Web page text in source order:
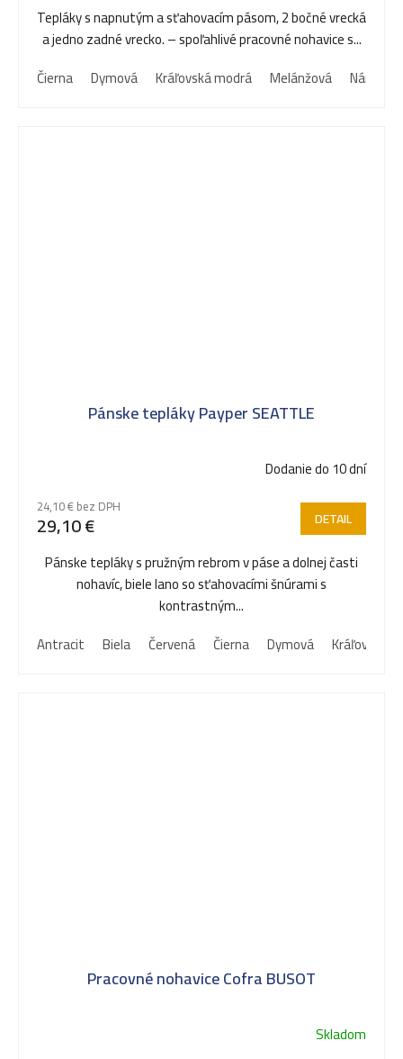
Tepláky s napnutým a sťahovacím pásom, 2 bočné vrecká
a jedno zadné vrecko. – spoľahlivé pracovné nohavice s...
Čierna
Dymová Kráľovská modrá Melánžová
Pánske tepláky Payper SEATTLE
Dodanie do 10 dní
24,10 € bez DPH
29,10 € DETAIL
Pánske tepláky s pružným rebrom v páse a dolnej časti
nohavíc, biele lano so sťahovacími šnúrami s
kontrastným...
Antracit
Biela Červená Čierna Dymová Kráľovská
Pracovné nohavice Cofra BUSOT
Skladom